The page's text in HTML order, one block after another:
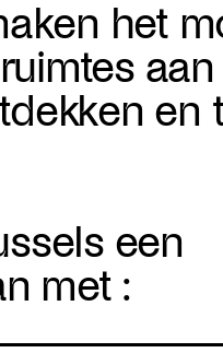
het
en
een
met :